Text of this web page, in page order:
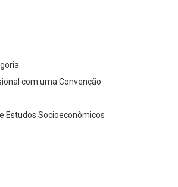
com uma Convenção
Estudos Socioeconômicos